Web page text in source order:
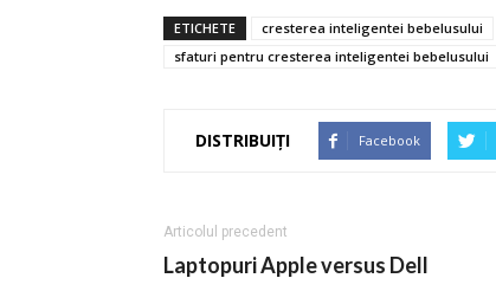
ETICHETE cresterea inteligentei bebelusului
sfaturi pentru cresterea inteligentei bebelusului
DISTRIBUIȚI Facebook
Articolul precedent
Laptopuri Apple versus Dell